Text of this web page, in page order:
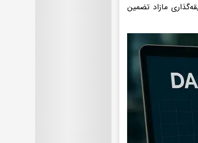
میزان وثیقه‌گذاری مازاد تضمین